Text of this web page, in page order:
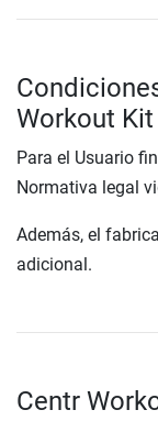
Workout Kit
Para el Usuario
Normativa legal
Además, el
adicional.
Centr